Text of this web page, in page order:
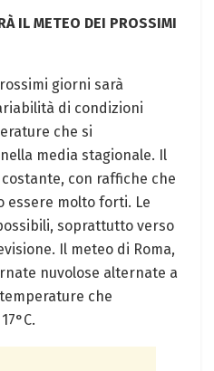
IL METEO DEI PROSSIMI
giorni sarà
di condizioni
che si
media stagionale. Il
con raffiche che
essere molto forti. Le
soprattutto verso
Il meteo di Roma,
nuvolose alternate a
che